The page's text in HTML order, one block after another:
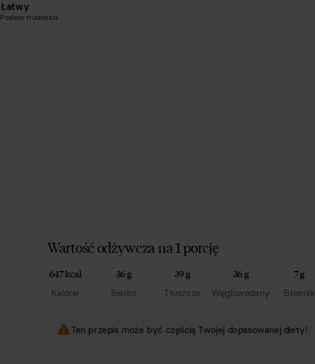
Łatwy
Poziom trudności
Wartość odżywcza na 1 porcję
647 kcal
Kalorie
36 g
Białko
39 g
Tłuszcze
36 g
Węglowodany
7 g
Błonnik
Ten przepis może być częścią Twojej dopasowanej diety!